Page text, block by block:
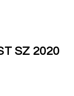
SZ 2020